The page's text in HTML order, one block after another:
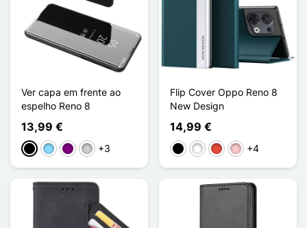
Ver capa em frente ao
espelho Reno 8
13,99 €
PretoAzul Claro
Púrpura
Prata+3
Flip Cover Oppo Reno 8
New Design
14,99 €
PretoBrancoVermelho
Rosa+4